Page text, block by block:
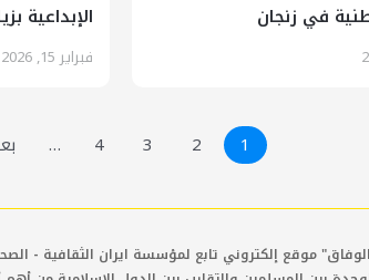
في زنجان
الإبداعية
فبراير 15, 2026
1
2
3
4
…
موقع إلكتروني تابع لمؤسسة ايران الثقافية -